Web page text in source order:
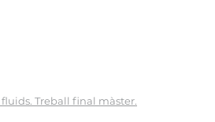
Treball final màster.